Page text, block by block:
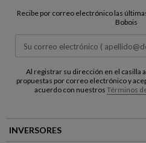
Recibe por correo electrónico las
Bobois
Al registrar su dirección en el casilla
propuestas por correo electrónico y
acuerdo con nuestros Términos
INVERSORES